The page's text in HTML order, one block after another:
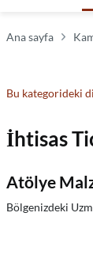
Ana sayfa
Bu kategorideki
İhtisas
Atölye
Bölgenizdeki